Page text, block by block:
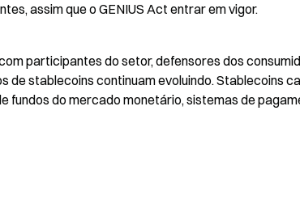
assim que o GENIUS Act entrar em vigor.
participantes do setor, defensores dos
de stablecoins continuam evoluindo. Stablecoins
fundos do mercado monetário, sistemas de